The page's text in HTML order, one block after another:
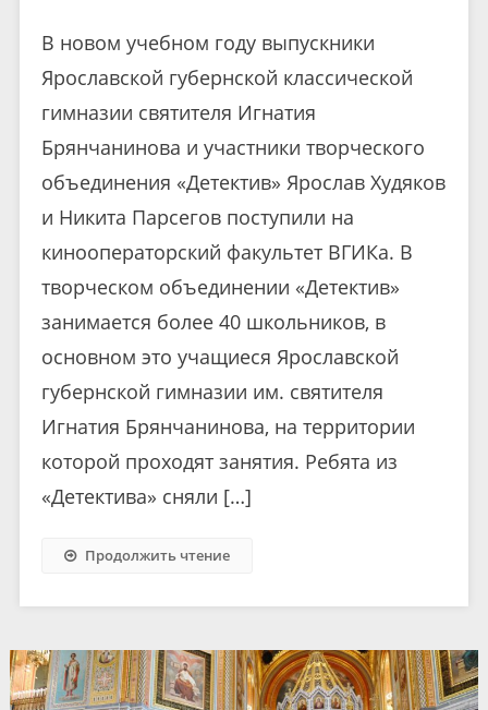
В новом учебном году выпускники
Ярославской губернской классической
гимназии святителя Игнатия
Брянчанинова и участники творческого
объединения «Детектив» Ярослав Худяков
и Никита Парсегов поступили на
кинооператорский факультет ВГИКа. В
творческом объединении «Детектив»
занимается более 40 школьников, в
основном это учащиеся Ярославской
губернской гимназии им. святителя
Игнатия Брянчанинова, на территории
которой проходят занятия. Ребята из
«Детектива» сняли […]
Продолжить чтение